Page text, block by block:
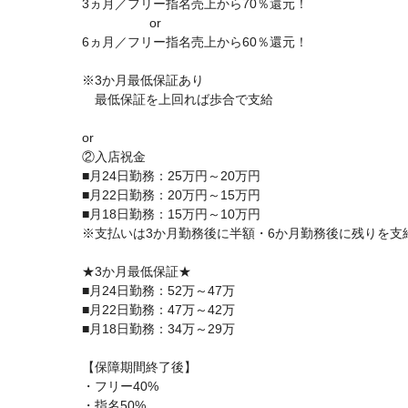
3ヵ月／フリー指名売上から70％還元！
or
6ヵ月／フリー指名売上から60％還元！
※3か月最低保証あり
最低保証を上回れば歩合で支給
or
②入店祝金
■月24日勤務：25万円～20万円
■月22日勤務：20万円～15万円
■月18日勤務：15万円～10万円
※支払いは3か月勤務後に半額・6か月勤務後に残りを支
★3か月最低保証★
■月24日勤務：52万～47万
■月22日勤務：47万～42万
■月18日勤務：34万～29万
【保障期間終了後】
・フリー40%
・指名50%